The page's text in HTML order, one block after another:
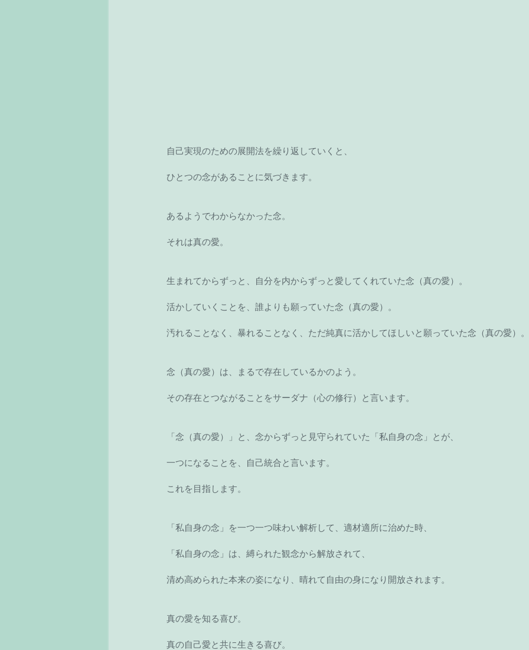
自己実現のための展開法を繰り返していくと、
ひとつの念があることに気づきます。
あるようでわからなかった念。
それは真の愛。
生まれてからずっと、自分を内からずっと愛してくれていた念（真の愛）。
活かしていくことを、誰よりも願っていた念（真の愛）。
汚れることなく、暴れることなく、ただ純真に活かしてほしいと願っていた念（真の愛）。
念（真の愛）は、まるで存在しているかのよう。
その存在とつながることをサーダナ（心の修行）と言います。
「念（真の愛）」と、念からずっと見守られていた「私自身の念」とが、
一つになることを、自己統合と言います。
これを目指します。
「私自身の念」を一つ一つ味わい解析して、適材適所に治めた時、
「私自身の念」は、縛られた観念から解放されて、
清め高められた本来の姿になり、晴れて自由の身になり開放されます。
真の愛を知る喜び。
真の自己愛と共に生きる喜び。